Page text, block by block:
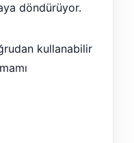
döndürüyor.
kullanabilir